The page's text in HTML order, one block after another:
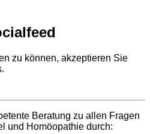
zu können, akzeptieren Sie
Beratung zu allen Fragen
und Homöopathie durch: